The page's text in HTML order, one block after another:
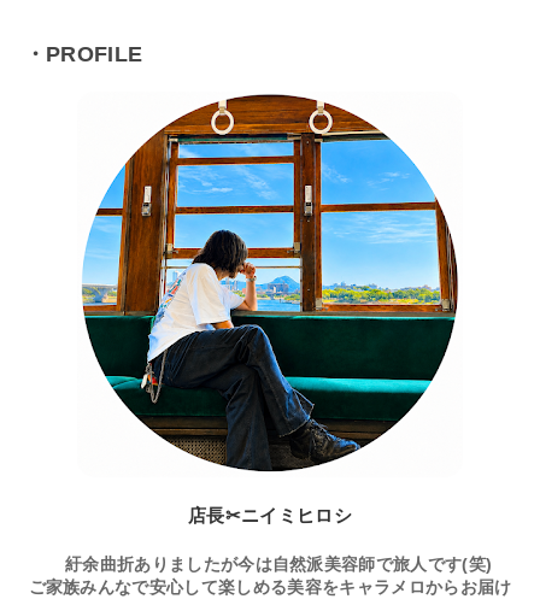
・PROFILE
店長✂ニイミヒロシ
紆余曲折ありましたが今は自然派美容師で旅人です(笑)
ご家族みんなで安心して楽しめる美容をキャラメロからお届け